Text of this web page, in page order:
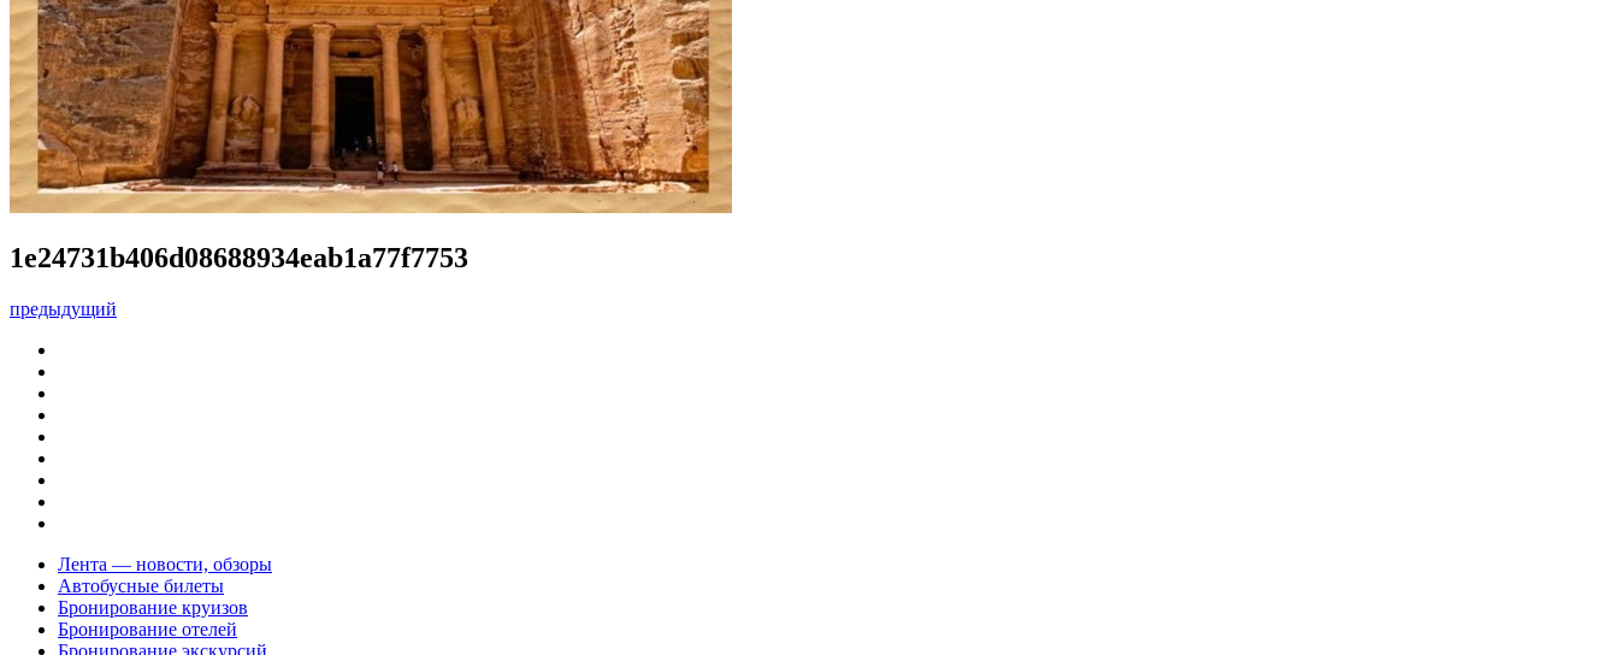
1e24731b406d08688934eab1a77f7753
предыдущий
Лента — новости, обзоры
Автобусные билеты
Бронирование круизов
Бронирование отелей
Бронирование экскурсий